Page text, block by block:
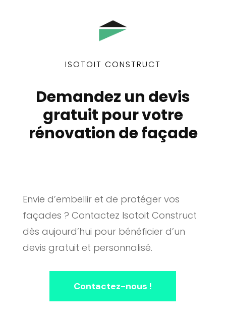
ISOTOIT CONSTRUCT
Demandez un devis
gratuit pour votre
rénovation de façade
Envie d’embellir et de protéger vos
façades ? Contactez Isotoit Construct
dès aujourd’hui pour bénéficier d’un
devis gratuit et personnalisé.
Contactez-nous !